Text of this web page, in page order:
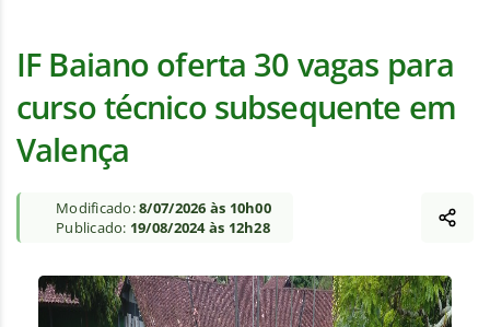
IF Baiano oferta 30 vagas para
curso técnico subsequente em
Valença
Modificado:8/07/2026 às 10h00
Publicado: 19/08/2024 às 12h28